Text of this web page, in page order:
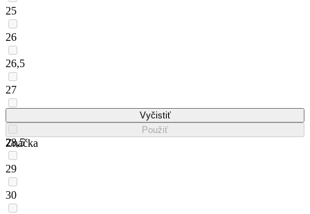
25
26
26,5
27
28,5
29
30
Vyčistiť
Použiť
Značka